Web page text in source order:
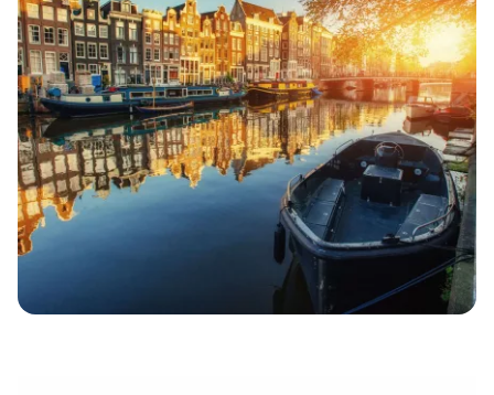
Pokračovať s e-mailom